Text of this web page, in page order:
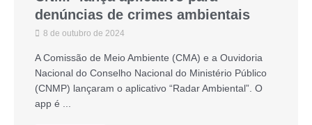
denúncias de crimes ambientais
8 de outubro de 2024
A Comissão de Meio Ambiente (CMA) e a Ouvidoria
Nacional do Conselho Nacional do Ministério Público
(CNMP) lançaram o aplicativo “Radar Ambiental”. O
app é ...